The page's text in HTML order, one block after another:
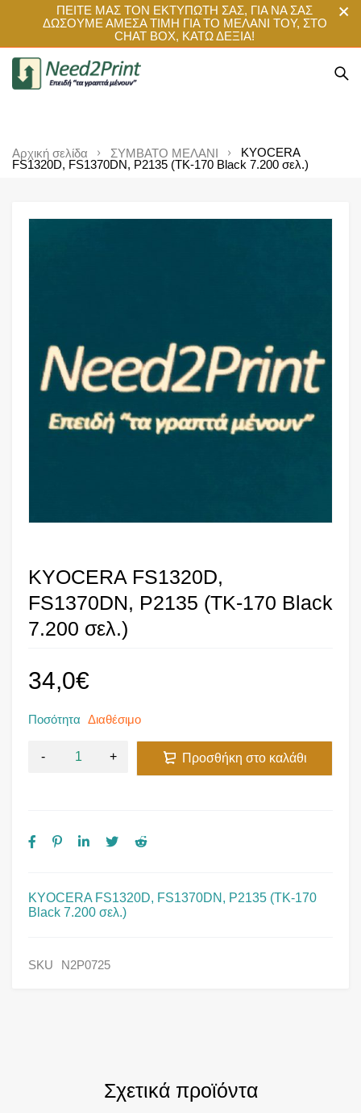
ΠΕΙΤΕ ΜΑΣ ΤΟΝ ΕΚΤΥΠΩΤΗ ΣΑΣ, ΓΙΑ ΝΑ ΣΑΣ
ΔΩΣΟΥΜΕ ΑΜΕΣΑ ΤΙΜΗ ΓΙΑ ΤΟ ΜΕΛΑΝΙ ΤΟΥ, ΣΤΟ
CHAT BOX, ΚΑΤΩ ΔΕΞΙΑ!
Αρχική σελίδα ΣΥΜΒΑΤΟ ΜΕΛΑΝΙ
KYOCERA
FS1320D, FS1370DN, P2135 (TK-170 Black 7.200 σελ.)
KYOCERA FS1320D,
FS1370DN, P2135 (TK-170 Black
7.200 σελ.)
KYOCERA FS1320D, FS1370DN, P2135 (TK-170
Black 7.200 σελ.)
34,0€
Ποσότητα Διαθέσιμο
Προσθήκη στο καλάθι
SKU N2P0725
Σχετικά προϊόντα